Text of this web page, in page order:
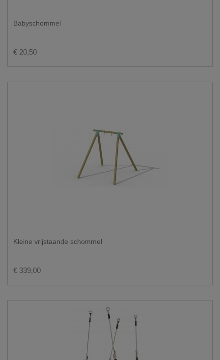
Babyschommel
€ 20,50
Kleine vrijstaande schommel
€ 339,00